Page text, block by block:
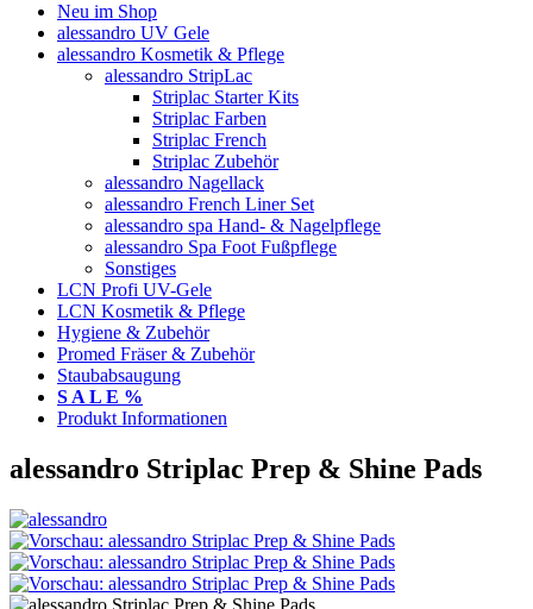
Neu im Shop
alessandro UV Gele
alessandro Kosmetik & Pflege
alessandro StripLac
Striplac Starter Kits
Striplac Farben
Striplac French
Striplac Zubehör
alessandro Nagellack
alessandro French Liner Set
alessandro spa Hand- & Nagelpflege
alessandro Spa Foot Fußpflege
Sonstiges
LCN Profi UV-Gele
LCN Kosmetik & Pflege
Hygiene & Zubehör
Promed Fräser & Zubehör
Staubabsaugung
S A L E %
Produkt Informationen
alessandro Striplac Prep & Shine Pads